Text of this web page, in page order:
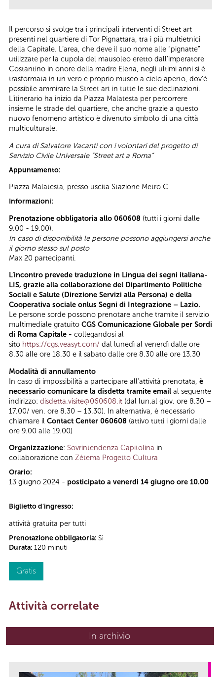
Il percorso si svolge tra i principali interventi di Street art
presenti nel quartiere di Tor Pignattara, tra i più multietnici
della Capitale. L’area, che deve il suo nome alle “pignatte”
utilizzate per la cupola del mausoleo eretto dall’imperatore
Costantino in onore della madre Elena, negli ultimi anni si è
trasformata in un vero e proprio museo a cielo aperto, dov’è
possibile ammirare la Street art in tutte le sue declinazioni.
L’itinerario ha inizio da Piazza Malatesta per percorrere
insieme le strade del quartiere, che anche grazie a questo
nuovo fenomeno artistico è divenuto simbolo di una città
multiculturale.
A cura di Salvatore Vacanti con i volontari del progetto di
Servizio Civile Universale “Street art a Roma”
Appuntamento:
Piazza Malatesta, presso uscita Stazione Metro C
Informazioni:
Prenotazione obbligatoria allo 060608 (tutti i giorni dalle
9.00 - 19.00).
In caso di disponibilità le persone possono aggiungersi anche
il giorno stesso sul posto
Max 20 partecipanti.
L’incontro prevede traduzione in Lingua dei segni italiana-
LIS, grazie alla collaborazione del Dipartimento Politiche
Sociali e Salute (Direzione Servizi alla Persona) e della
Cooperativa sociale onlus Segni di Integrazione – Lazio.
Le persone sorde possono prenotare anche tramite il servizio
multimediale gratuito CGS Comunicazione Globale per Sordi
di Roma Capitale - collegandosi al
sito https://cgs.veasyt.com/ dal lunedì al venerdì dalle ore
8.30 alle ore 18.30 e il sabato dalle ore 8.30 alle ore 13.30
Modalità di annullamento
In caso di impossibilità a partecipare all’attività prenotata, è
necessario comunicare la disdetta tramite email al seguente
indirizzo: disdetta.visite@060608.it (dal lun.al giov. ore 8.30 –
17.00/ ven. ore 8.30 – 13.30). In alternativa, è necessario
chiamare il Contact Center 060608 (attivo tutti i giorni dalle
ore 9.00 alle 19.00)
Organizzazione: Sovrintendenza Capitolina in
collaborazione con Zètema Progetto Cultura
Orario:
13 giugno 2024 - posticipato a venerdì 14 giugno ore 10.00
Biglietto d'ingresso:
attività gratuita per tutti
Prenotazione obbligatoria: Sì
Durata: 120 minuti
Gratis
Attività correlate
In archivio